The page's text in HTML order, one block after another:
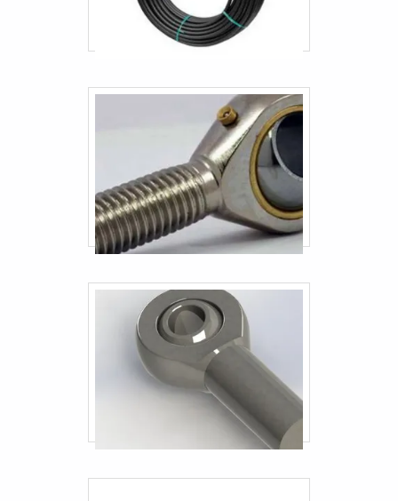
Mangueiras para caminhões
Engate rápido pneumático 1
Engate rápido hidráulico 1 2
Terminal industriais
Engate rápido mangueira combustivel
Empresa de terminal industrial